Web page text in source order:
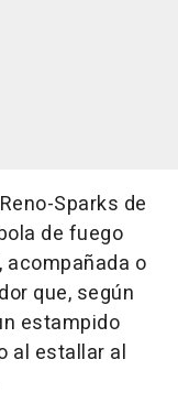
Sparks de
de fuego
acompañada o
que, según
estampido
al estallar al